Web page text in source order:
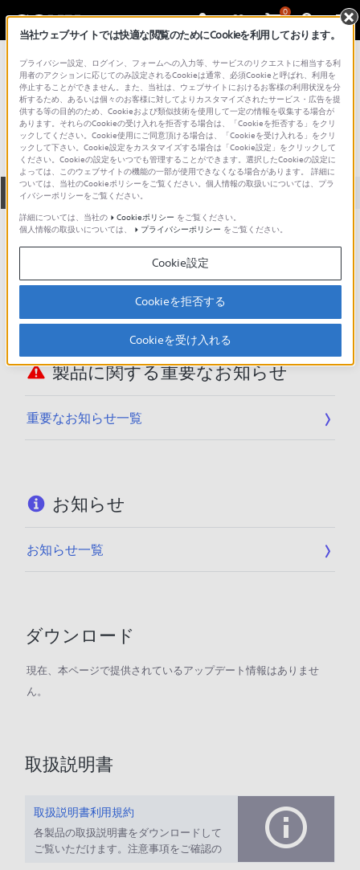
0
総合サポート・お問い合わせ 記録メディア
5BNR130A
全て ダウンロード 取扱説明書 Q&A
製品に関する重要なお知らせ
お知らせ
動画でサポートご利用にあたってのお願い
サポート動画をご利用の際にはソーシャ
ルメディア利用規約をご確認ください。
製品に関する重要なお知らせ
重要なお知らせ一覧
お知らせ
お知らせ一覧
ダウンロード
現在、本ページで提供されているアップデート情報はありませ
ん。
取扱説明書
取扱説明書利用規約
各製品の取扱説明書をダウンロードして
ご覧いただけます。注意事項をご確認の
当社ウェブサイトでは快適な閲覧のためにCookieを利用しております。
プライバシー設定、ログイン、フォームへの入力等、サービスのリクエストに相当する利
用者のアクションに応じてのみ設定されるCookieは通常、必須Cookieと呼ばれ、利用を
停止することができません。また、当社は、ウェブサイトにおけるお客様の利用状況を分
析するため、あるいは個々のお客様に対してよりカスタマイズされたサービス・広告を提
供する等の目的のため、Cookieおよび類似技術を使用して一定の情報を収集する場合が
あります。それらのCookieの受け入れを拒否する場合は、「Cookieを拒否する」をクリ
ックしてください。Cookie使用にご同意頂ける場合は、「Cookieを受け入れる」をクリ
ックして下さい。Cookie設定をカスタマイズする場合は「Cookie設定」をクリックして
ください。Cookieの設定をいつでも管理することができます。選択したCookieの設定に
よっては、このウェブサイトの機能の一部が使用できなくなる場合があります。 詳細に
ついては、当社のCookieポリシーをご覧ください。個人情報の取扱いについては、プラ
イバシーポリシーをご覧ください。
詳細については、当社の
Cookieポリシー をご覧ください。
個人情報の取扱いについては、
プライバシーポリシー をご覧ください。
Cookie設定
Cookieを拒否する
Cookieを受け入れる